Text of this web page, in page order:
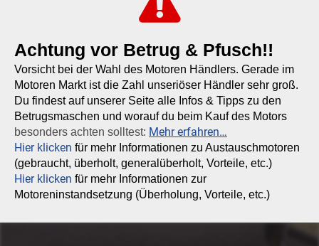
Achtung vor Betrug & Pfusch!!
Vorsicht bei der Wahl des Motoren Händlers. Gerade im
Motoren Markt ist die Zahl unseriöser Händler sehr groß.
Du findest auf unserer Seite alle Infos & Tipps zu den
Betrugsmaschen und worauf du beim Kauf des Motors
besonders achten solltest: Mehr erfahren…
Hier klicken für mehr Informationen zu Austauschmotoren
(gebraucht, überholt, generalüberholt, Vorteile, etc.)
Hier klicken für mehr Informationen zur
Motoreninstandsetzung (Überholung, Vorteile, etc.)